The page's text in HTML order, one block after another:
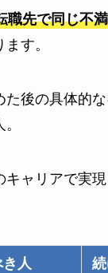
職先で同じ不
す。
た後の具体的
キャリアで実
人